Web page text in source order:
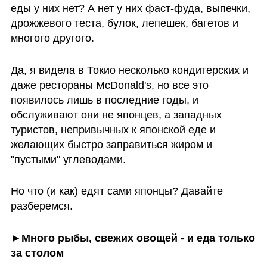
еды у них нет? А нет у них фаст-фуда, выпечки,
дрожжевого теста, булок, лепешек, багетов и
многого другого.
Да, я видела в Токио несколько кондитерских и
даже рестораны McDonald's, но все это
появилось лишь в последние годы, и
обслуживают они не японцев, а западных
туристов, непривычных к японской еде и
желающих быстро заправиться жиром и
"пустыми" углеводами.
Но что (и как) едят сами японцы? Давайте
разберемся.
►Много рыбы, свежих овощей - и еда только
за столом